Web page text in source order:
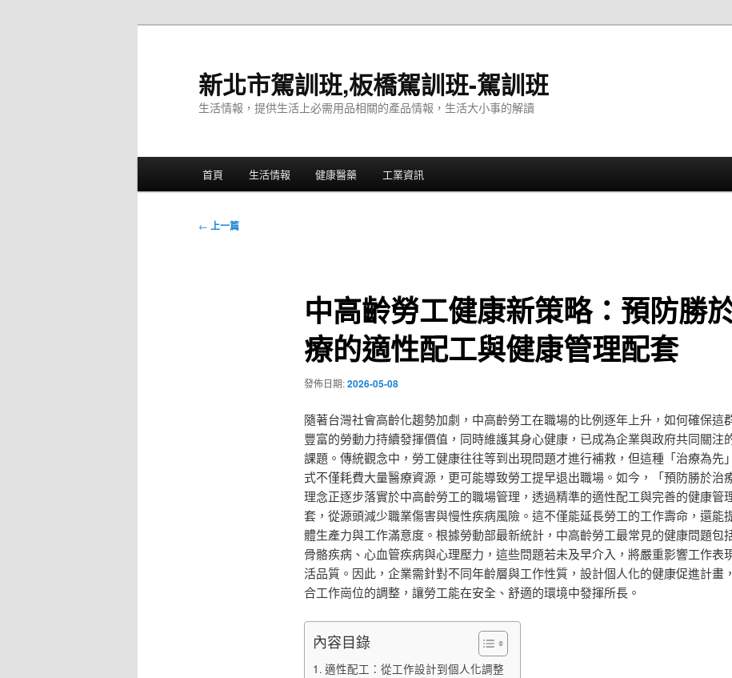
新北市駕訓班,板橋駕訓班-駕訓班
生活情報，提供生活上必需用品相關的產品情報，生活大小事的解讀
首頁 生活情報 健康醫藥 工業資訊
文
← 上一篇
中高齡勞工健康新策略：預防勝
療的適性配工與健康管理配套
發佈日期:2026-05-08
隨著台灣社會高齡化趨勢加劇，中高齡勞工在職場的比例逐年上升，如何確保這
豐富的勞動力持續發揮價值，同時維護其身心健康，已成為企業與政府共同關注
課題。傳統觀念中，勞工健康往往等到出現問題才進行補救，但這種「治療為先
式不僅耗費大量醫療資源，更可能導致勞工提早退出職場。如今，「預防勝於治
理念正逐步落實於中高齡勞工的職場管理，透過精準的適性配工與完善的健康管
套，從源頭減少職業傷害與慢性疾病風險。這不僅能延長勞工的工作壽命，還能
體生產力與工作滿意度。根據勞動部最新統計，中高齡勞工最常見的健康問題包
骨骼疾病、心血管疾病與心理壓力，這些問題若未及早介入，將嚴重影響工作表
活品質。因此，企業需針對不同年齡層與工作性質，設計個人化的健康促進計畫
合工作崗位的調整，讓勞工能在安全、舒適的環境中發揮所長。
內容目錄
適性配工：從工作設計到個人化調整